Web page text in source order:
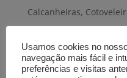
Calcanheiras,
Camas articuladas
Carros hospitalares
Cestas, Arneses
Usamos cookies no
navegação mais fácil e
preferências e visitas